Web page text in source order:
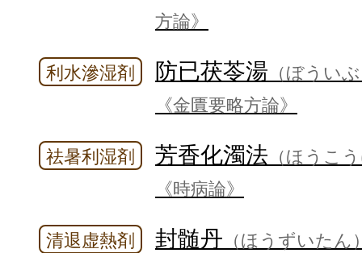
方論》
利水滲湿剤 防已茯苓湯 （ぼうい
《金匱要略方論》
祛暑利湿剤 芳香化濁法 （ほうこ
《時病論》
清退虚熱剤 封髄丹 （ほうずいたん